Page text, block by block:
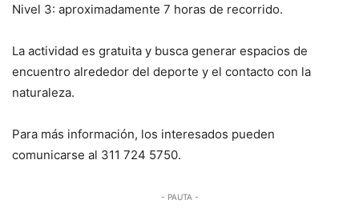
Nivel 3: aproximadamente 7 horas de recorrido.
La actividad es gratuita y busca generar espacios de
encuentro alrededor del deporte y el contacto con la
naturaleza.
Para más información, los interesados pueden
comunicarse al 311 724 5750.
- PAUTA -